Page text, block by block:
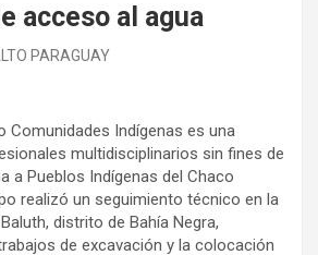
acceso al agua
PARAGUAY
Comunidades Indígenas es una
multidisciplinarios sin fines de
a Pueblos Indígenas del Chaco
realizó un seguimiento técnico en la
distrito de Bahía Negra,
de excavación y la colocación